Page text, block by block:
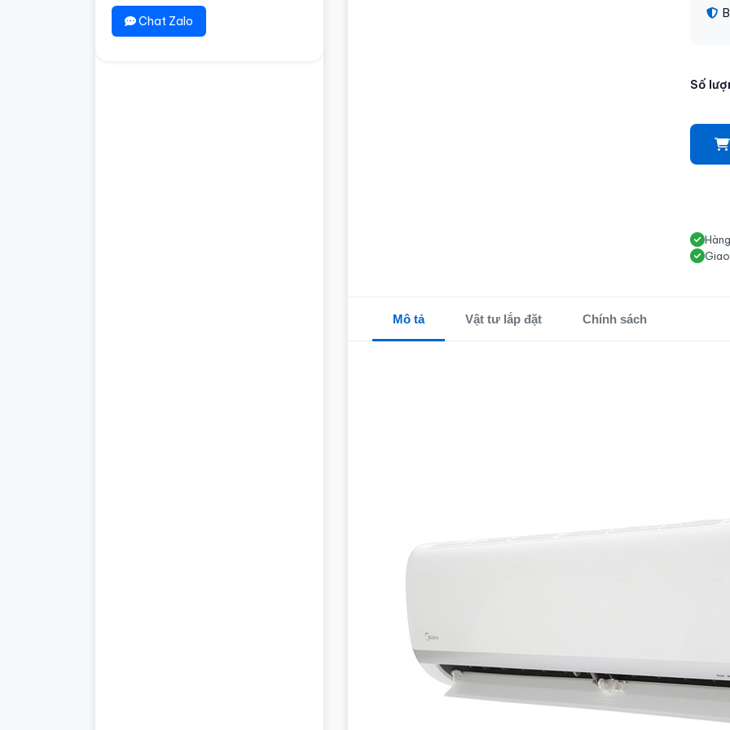
Chat Zalo
Số
Mô tả Vật tư lắp đặt Chính sách